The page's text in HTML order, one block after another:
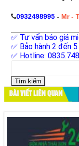
0932498995 - Mr -
✅ Tư vấn báo giá
✅ Bảo hành 2 đến
✅ Hotline:
cho:
BÀI VIẾT LIÊN QUAN